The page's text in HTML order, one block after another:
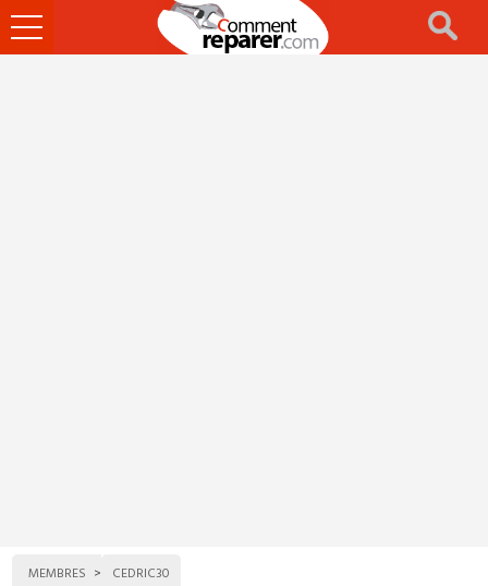
Ouvrir
le
MEMBRES CEDRIC30